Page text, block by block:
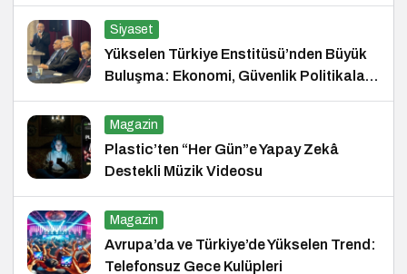
Siyaset
Yükselen Türkiye Enstitüsü’nden Büyük
Buluşma: Ekonomi, Güvenlik Politikaları
ve Hukuk Konferansı
Magazin
Plastic’ten “Her Gün”e Yapay Zekâ
Destekli Müzik Videosu
Magazin
Avrupa’da ve Türkiye’de Yükselen Trend:
Telefonsuz Gece Kulüpleri